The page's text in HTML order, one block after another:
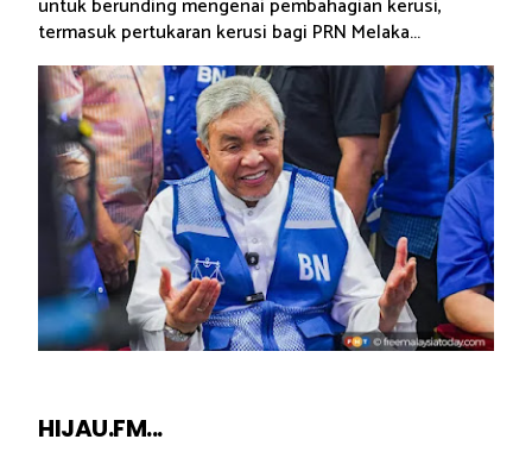
termasuk pertukaran kerusi bagi PRN Melaka...
HIJAU.FM...